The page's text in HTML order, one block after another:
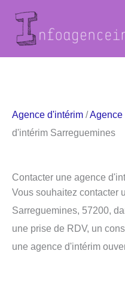
contenu
Agence d'intérim /Agence
d'intérim Sarreguemines
Contacter une agence
Vous souhaitez contacter
Sarreguemines, 57200,
une prise de RDV, un
une agence d'intérim